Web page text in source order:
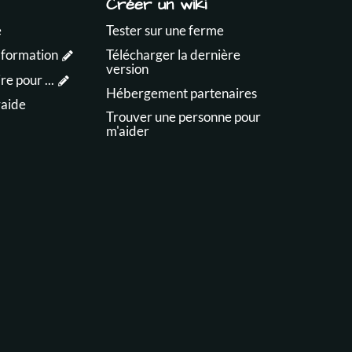
pour ...
Créer un wiki
Tester sur une ferme
Télécharger la dernière
version
Hébergement partenaires
Trouver une personne pour
m'aider